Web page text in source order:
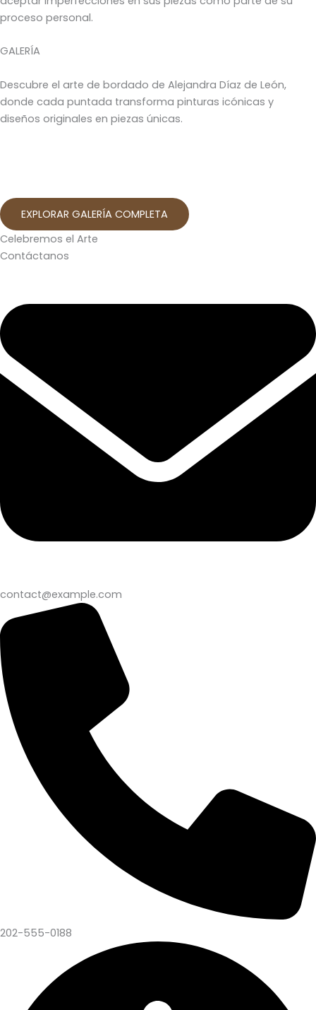
proceso personal.
GALERÍA
Descubre el arte de bordado de Alejandra Díaz de León,
donde cada puntada transforma pinturas icónicas y
diseños originales en piezas únicas.
EXPLORAR GALERÍA COMPLETA
Celebremos el Arte
Contáctanos
contact@example.com
202-555-0188